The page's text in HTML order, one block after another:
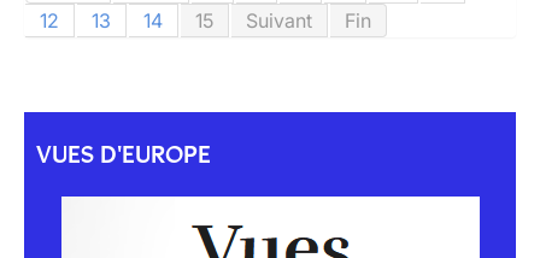
12
13 14 15 Suivant Fin
VUES D'EUROPE